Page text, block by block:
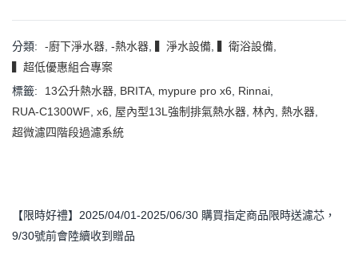
分類: -廚下淨水器 -熱水器 ▍淨水設備 ▍衛浴設備
▍超低優惠組合專案
標籤:
13公升熱水器 BRITA mypure pro x6 Rinnai
RUA-C1300WF x6 屋內型13L強制排氣熱水器 林內 熱水器
超微濾四階段過濾系統
【限時好禮】2025/04/01-2025/06/30 購買指定商品限時送濾芯，
9/30號前會陸續收到贈品